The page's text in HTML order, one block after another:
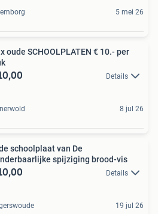
5 mei 26
oude SCHOOLPLATEN € 10.- per
Details
8 jul 26
schoolplaat van De
spijziging brood-vis
Details
19 jul 26